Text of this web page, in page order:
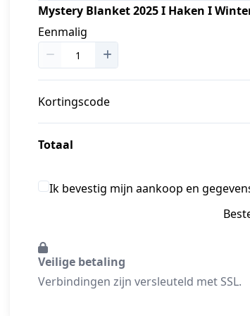
Mystery Blanket 2025 I Haken I
Eenmalig
Kortingscode
Totaal
Ik bevestig mijn aankoop en
Veilige betaling
Verbindingen zijn versleuteld met SSL.